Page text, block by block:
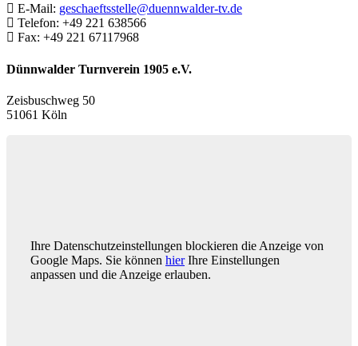
E-Mail: geschaeftsstelle@duennwalder-tv.de
Telefon: +49 221 638566
Fax: +49 221 67117968
Dünnwalder Turnverein 1905 e.V.
Zeisbuschweg 50
51061 Köln
Ihre Datenschutzeinstellungen blockieren die Anzeige von
Google Maps. Sie können hierIhre Einstellungen
anpassen und die Anzeige erlauben.